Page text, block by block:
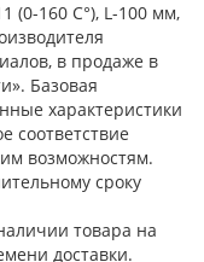
(0-160 С°), L-100 мм,
в продаже в
Базовая
характеристики
соответствие
возможностям.
сроку
товара на
доставки.